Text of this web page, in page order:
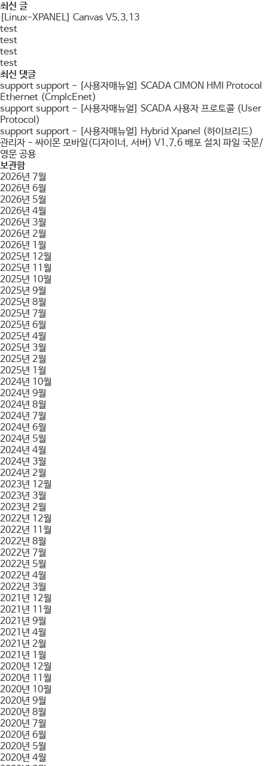
최신 글
[Linux-XPANEL] Canvas V5.3.13
test
test
test
test
최신 댓글
support support - [사용자매뉴얼] SCADA CIMON HMI Protocol
Ethernet (CmplcEnet)
support support - [사용자매뉴얼] SCADA 사용자 프로토콜 (User
Protocol)
support support - [사용자매뉴얼] Hybrid Xpanel (하이브리드)
관리자- 싸이몬 모바일(디자이너, 서버) V1.7.6 배포 설치 파일 국문/
영문 공용
보관함
2026년 7월
2026년 6월
2026년 5월
2026년 4월
2026년 3월
2026년 2월
2026년 1월
2025년 12월
2025년 11월
2025년 10월
2025년 9월
2025년 8월
2025년 7월
2025년 6월
2025년 4월
2025년 3월
2025년 2월
2025년 1월
2024년 10월
2024년 9월
2024년 8월
2024년 7월
2024년 6월
2024년 5월
2024년 4월
2024년 3월
2024년 2월
2023년 12월
2023년 3월
2023년 2월
2022년 12월
2022년 11월
2022년 8월
2022년 7월
2022년 5월
2022년 4월
2022년 3월
2021년 12월
2021년 11월
2021년 9월
2021년 4월
2021년 2월
2021년 1월
2020년 12월
2020년 11월
2020년 10월
2020년 9월
2020년 8월
2020년 7월
2020년 6월
2020년 5월
2020년 4월